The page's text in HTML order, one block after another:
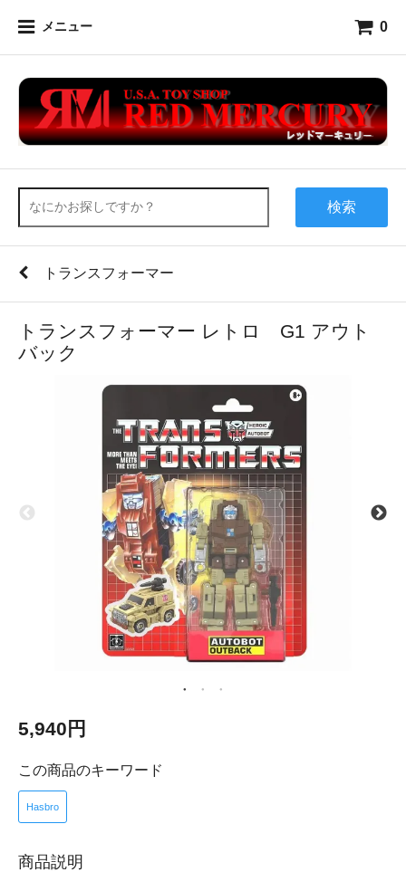
メニュー 0
検索
トランスフォーマー
トランスフォーマー レトロ G1 アウト
バック
5,940円
この商品のキーワード
Hasbro
商品説明